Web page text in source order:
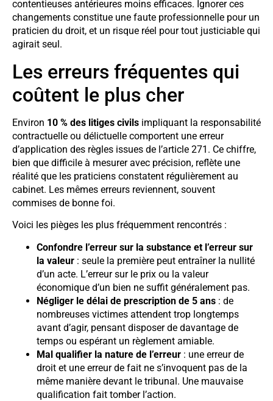
contentieuses antérieures moins efficaces. Ignorer ces
changements constitue une faute professionnelle pour un
praticien du droit, et un risque réel pour tout justiciable qui
agirait seul.
Les erreurs fréquentes qui
coûtent le plus cher
Environ 10 % des litiges civils impliquant la responsabilité
contractuelle ou délictuelle comportent une erreur
d’application des règles issues de l’article 271. Ce chiffre,
bien que difficile à mesurer avec précision, reflète une
réalité que les praticiens constatent régulièrement au
cabinet. Les mêmes erreurs reviennent, souvent
commises de bonne foi.
Voici les pièges les plus fréquemment rencontrés :
Confondre l’erreur sur la substance et l’erreur sur
la valeur : seule la première peut entraîner la nullité
d’un acte. L’erreur sur le prix ou la valeur
économique d’un bien ne suffit généralement pas.
Négliger le délai de prescription de 5 ans : de
nombreuses victimes attendent trop longtemps
avant d’agir, pensant disposer de davantage de
temps ou espérant un règlement amiable.
Mal qualifier la nature de l’erreur : une erreur de
droit et une erreur de fait ne s’invoquent pas de la
même manière devant le tribunal. Une mauvaise
qualification fait tomber l’action.